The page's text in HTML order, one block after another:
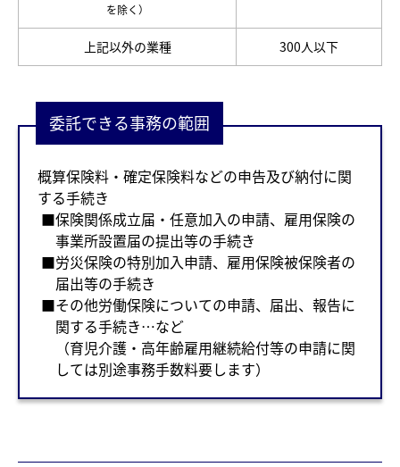
を除く）
上記以外の業種 300人以下
委託できる事務の範囲
概算保険料・確定保険料などの申告及び納付に関
する手続き
保険関係成立届・任意加入の申請、雇用保険の
事業所設置届の提出等の手続き
労災保険の特別加入申請、雇用保険被保険者の
届出等の手続き
その他労働保険についての申請、届出、報告に
関する手続き…など
（育児介護・高年齢雇用継続給付等の申請に関
しては別途事務手数料要します）